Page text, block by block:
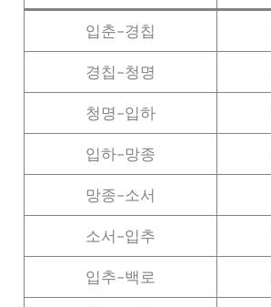
입춘-경칩
경칩-청명
청명-입하
입하-망종
망종-소서
소서-입추
입추-백로